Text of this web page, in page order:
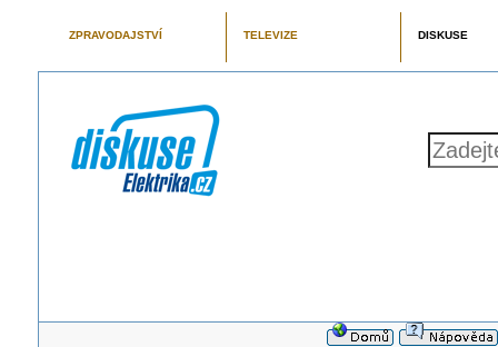
ZPRAVODAJSTVÍ TELEVIZE DISKUSE